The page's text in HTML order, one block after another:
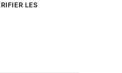
LES